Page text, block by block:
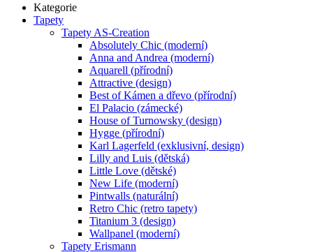
Kategorie
Tapety
Tapety AS-Creation
Absolutely Chic (moderní)
Anna and Andrea (moderní)
Aquarell (přírodní)
Attractive (design)
Best of Kámen a dřevo (přírodní)
El Palacio (zámecké)
House of Turnowsky (design)
Hygge (přírodní)
Karl Lagerfeld (exklusivní, design)
Lilly and Luis (dětská)
Little Love (dětské)
New Life (moderní)
Pintwalls (naturální)
Retro Chic (retro tapety)
Titanium 3 (design)
Wallpanel (moderní)
Tapety Erismann